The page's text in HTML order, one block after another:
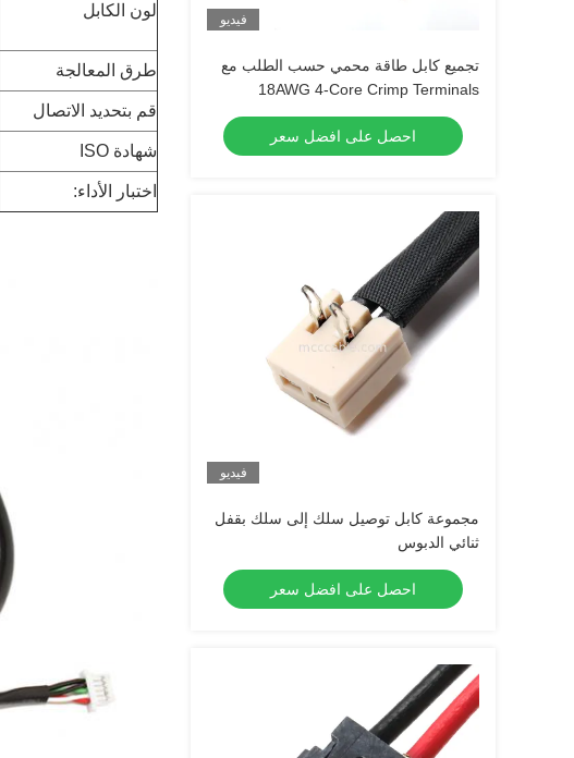
فيديو
تجميع كابل طاقة محمي حسب الطلب مع
18AWG 4-Core Crimp Terminals
احصل على افضل سعر
فيديو
مجموعة كابل توصيل سلك إلى سلك بقفل
ثنائي الدبوس
احصل على افضل سعر
لون الكابل
طرق المعالجة
قم بتحديد الاتصال
شهادة ISO
اختبار الأداء: